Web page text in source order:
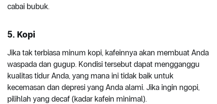
cabai bubuk.
5. Kopi
Jika tak terbiasa minum kopi, kafeinnya akan membuat Anda
waspada dan gugup. Kondisi tersebut dapat mengganggu
kualitas tidur Anda, yang mana ini tidak baik untuk
kecemasan dan depresi yang Anda alami. Jika ingin ngopi,
pilihlah yang decaf (kadar kafein minimal).